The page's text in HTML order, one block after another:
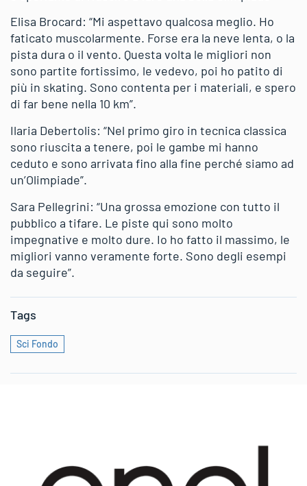
Elisa Brocard: “Mi aspettavo qualcosa meglio. Ho
faticato muscolarmente. Forse era la neve lenta, o la
pista dura o il vento. Questa volta le migliori non
sono partite fortissimo, le vedevo, poi ho patito di
più in skating. Sono contenta per i materiali, e spero
di far bene nella 10 km”.
Ilaria Debertolis: “Nel primo giro in tecnica classica
sono riuscita a tenere, poi le gambe mi hanno
ceduto e sono arrivata fino alla fine perché siamo ad
un’Olimpiade”.
Sara Pellegrini: “Una grossa emozione con tutto il
pubblico a tifare. Le piste qui sono molto
impegnative e molto dure. Io ho fatto il massimo, le
migliori vanno veramente forte. Sono degli esempi
da seguire”.
Tags
Sci Fondo